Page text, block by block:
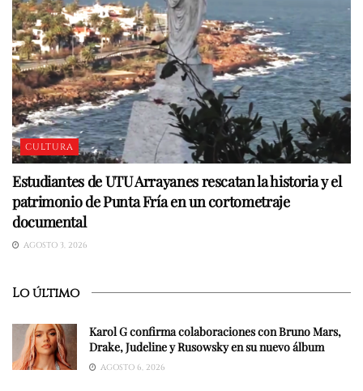
CULTURA
Estudiantes de UTU Arrayanes rescatan la historia y el
patrimonio de Punta Fría en un cortometraje
documental
AGOSTO 3, 2026
Lo último
Karol G confirma colaboraciones con Bruno Mars,
Drake, Judeline y Rusowsky en su nuevo álbum
AGOSTO 6, 2026